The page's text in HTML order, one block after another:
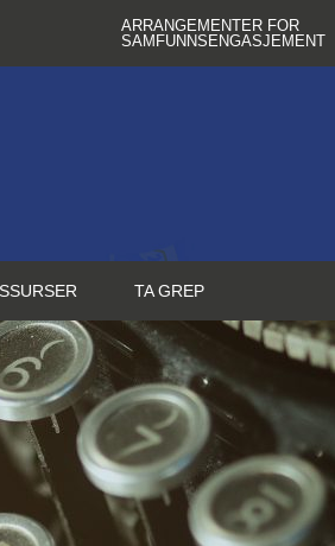
ARRANGEMENTER FOR
SAMFUNNSENGASJEMENT
TA GREP